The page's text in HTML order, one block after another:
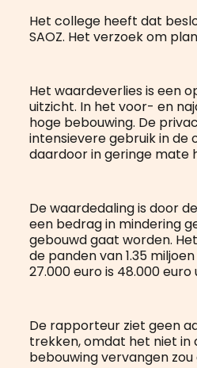
Het college heeft dat
SAOZ. Het verzoek om
Het waardeverlies is een
uitzicht. In het voor- en
hoge bebouwing. De
intensievere gebruik in de
daardoor in geringe mate
De waardedaling is door
een bedrag in mindering
gebouwd gaat worden.
de panden van 1.35
27.000 euro is 48.000 euro
De rapporteur ziet geen
trekken, omdat het niet
bebouwing vervangen